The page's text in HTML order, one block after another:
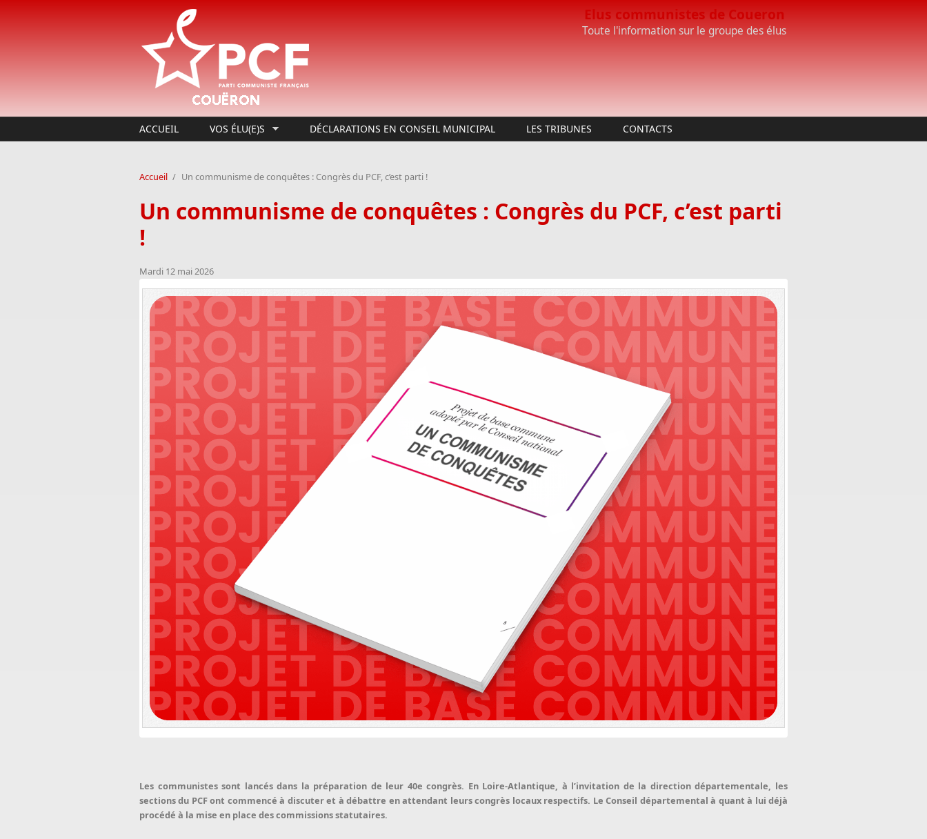
Elus communistes de Coueron
Toute l'information sur le groupe des élus
ACCUEIL VOS ÉLU(E)S DÉCLARATIONS EN CONSEIL MUNICIPAL LES TRIBUNES CONTACTS
Accueil / Un communisme de conquêtes : Congrès du PCF, c’est parti !
Un communisme de conquêtes : Congrès du PCF, c’est parti
!
Mardi 12 mai 2026
Les communistes sont lancés dans la préparation de leur 40e congrès. En Loire-Atlantique, à l’invitation de la direction départementale, les
sections du PCF ont commencé à discuter et à débattre en attendant leurs congrès locaux respectifs. Le Conseil départemental à quant à lui déjà
procédé à la mise en place des commissions statutaires.